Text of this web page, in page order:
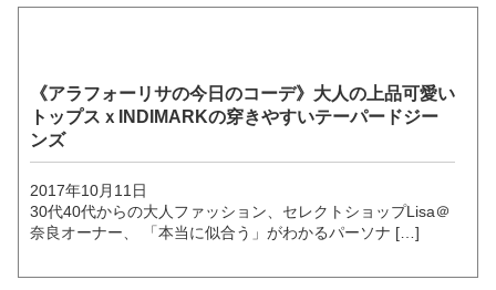
《アラフォーリサの今日のコーデ》大人の上品可愛い
トップスｘINDIMARKの穿きやすいテーパードジー
ンズ
2017年10月11日
30代40代からの大人ファッション、セレクトショップLisa＠
奈良オーナー、 「本当に似合う」がわかるパーソナ […]